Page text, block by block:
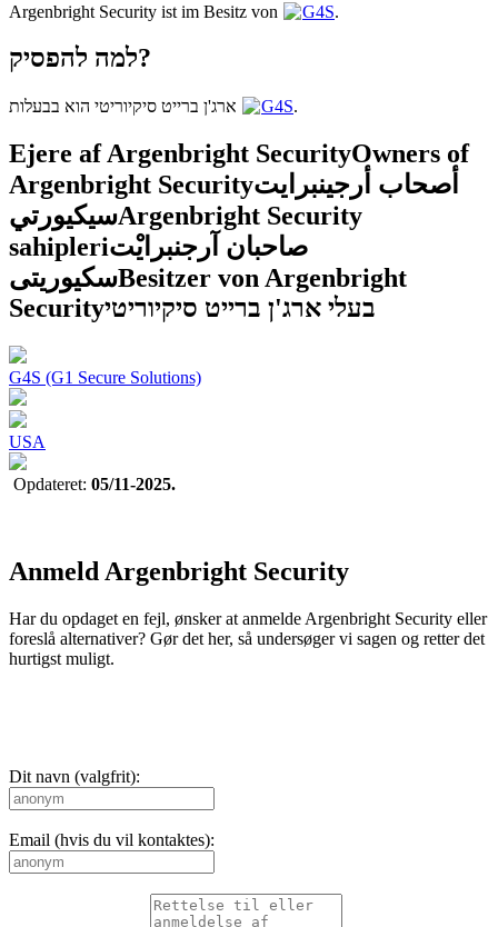
Argenbright Security ist im Besitz von G4S.
למה להפסיק?
G4S.
Ejere af Argenbright SecurityOwners of
Argenbright Securityأصحاب أرجينبرايت
سيكيورتيArgenbright Security
sahipleriصاحبان آرجنبرایْت
سکیوریتیBesitzer von Argenbright
Securityבעלי ארג'ן ברייט סיקיוריטי
G4S (G1 Secure Solutions)
USA
Opdateret: 05/11-2025.
Anmeld Argenbright Security
Har du opdaget en fejl, ønsker at anmelde Argenbright Security eller
foreslå alternativer? Gør det her, så undersøger vi sagen og retter det
hurtigst muligt.
Dit navn (valgfrit):
Email (hvis du vil kontaktes):